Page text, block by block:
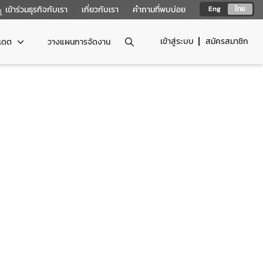
Eng ไทย
เข้าร่วมธุรกิจกับเรา เกี่ยวกับเรา คำถามที่พบบ่อย
เข้าสู่ระบบ สมัครสมาชิก
ดต วางแผนการจัดงาน